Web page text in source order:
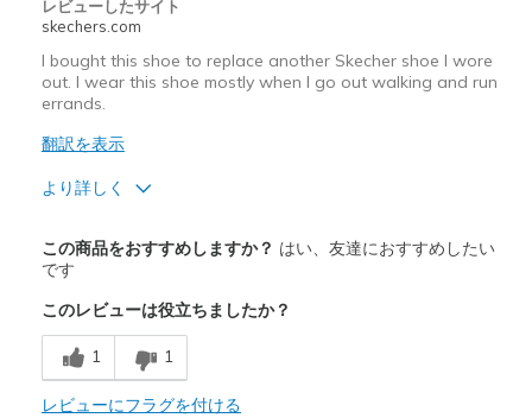
Sizing
View On Shoes
レビューしたサイト
skechers.com
I bought this shoe to replace another Skecher shoe I wore
out. I wear this shoe mostly when I go out walking and run
errands.
翻訳を表示
より詳しく
Attractive Design
Breathe Well
Comfortable
Durable
この商品をおすすめしますか？ はい、友達におすすめしたい
です
このレビューは役立ちましたか？
1 1
レビューにフラグを付ける